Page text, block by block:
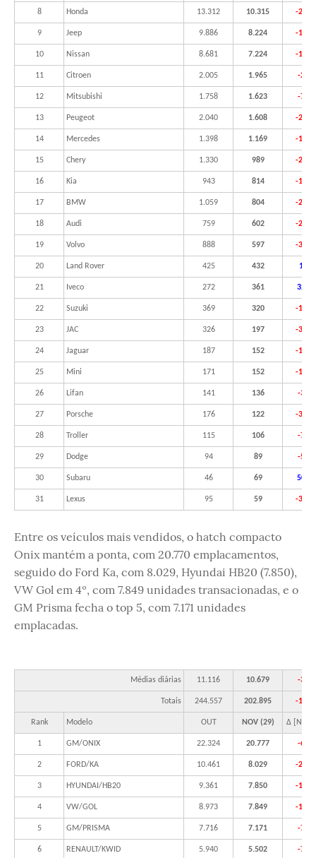
8 Honda 13.312 10.315 -
9 Jeep 9.886 8.224 -
10 Nissan 8.681 7.224 -
11 Citroen 2.005 1.965 -
12 Mitsubishi 1.758 1.623 -
13 Peugeot 2.040 1.608 -
14 Mercedes 1.398 1.169 -
15 Chery 1.330 989 -
16 Kia 943 814 -
17 BMW 1.059 804 -
18 Audi 759 602 -
19 Volvo 888 597 -
20 Land Rover 425 432 1,6%
21 Iveco 272 361
22 Suzuki 369 320 -
23 JAC 326 197 -
24 Jaguar 187 152 -
25 Mini 171 152 -
26 Lifan 141 136 -
27 Porsche 176 122 -
28 Troller 115 106 -
29 Dodge 94 89 -
30 Subaru 46 69
31 Lexus 95 59 -
Entre os veículos mais vendidos, o hatch compacto
Onix mantém a ponta, com 20.770 emplacamentos,
seguido do Ford Ka, com 8.029, Hyundai HB20 (7.850),
VW Gol em 4º, com 7.849 unidades transacionadas, e o
GM Prisma fecha o top 5, com 7.171 unidades
emplacadas.
Médias diárias 11.116 10.679 -
Totais 244.557 202.895 -
Rank Modelo OUT NOV (29) Δ [Nov/
1 GM/ONIX 22.324 20.777 -
2 FORD/KA 10.461 8.029 -
3 HYUNDAI/HB20 9.361 7.850 -
4 VW/GOL 8.973 7.849 -
5 GM/PRISMA 7.716 7.171 -
6 RENAULT/KWID 5.940 5.502 -